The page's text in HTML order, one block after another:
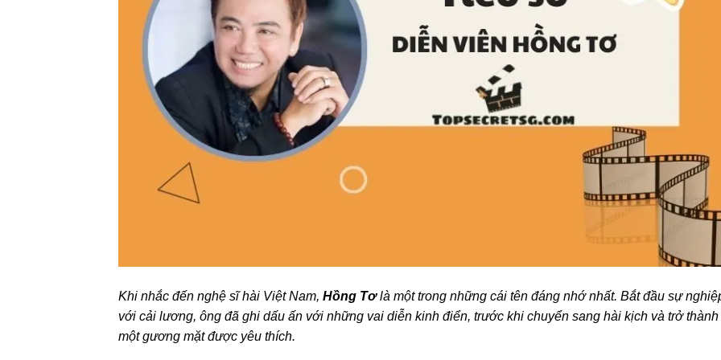
Khi nhắc đến nghệ sĩ hài Việt Nam, Hồng Tơlà một trong những cái tên đáng nhớ nhất. Bắt đầu sự
với cải lương, ông đã ghi dấu ấn với những vai diễn kinh điển, trước khi chuyển sang hài kịch và trở thành
một gương mặt được yêu thích.